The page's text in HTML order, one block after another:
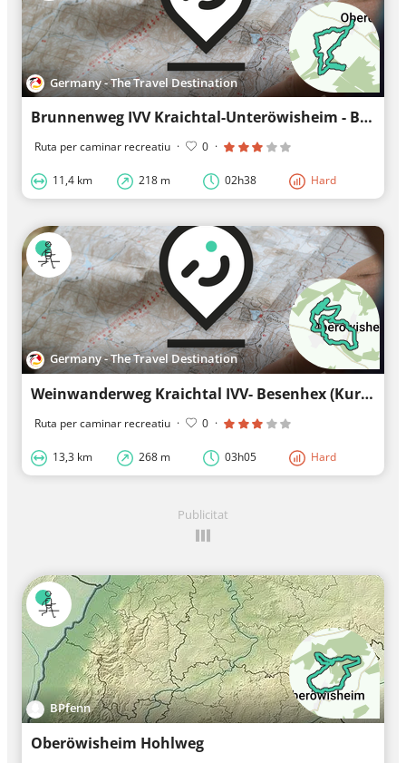
Germany - The Travel Destination
Brunnenweg IVV Kraichtal-Unteröwisheim - Besenhex
Ruta per caminar recreatiu · 0 ·
11,4 km 218 m 02h38 Hard
Germany - The Travel Destination
Weinwanderweg Kraichtal IVV- Besenhex (Kurz- und Langroute)
Ruta per caminar recreatiu · 0 ·
13,3 km 268 m 03h05 Hard
Publicitat
BPfenn
Oberöwisheim Hohlweg